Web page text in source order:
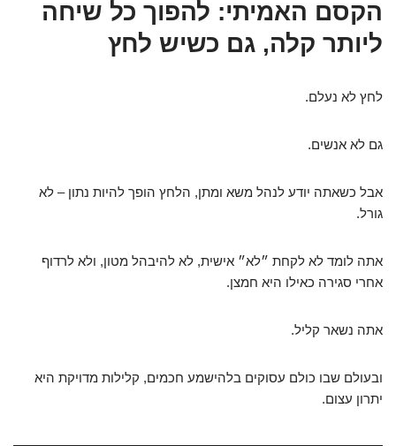
הקסם האמיתי: להפוך כל שיחה
ליותר קלה, גם כשיש לחץ
לחץ לא נעלם.
גם לא אנשים.
אבל כשאתה יודע לנהל משא ומתן, הלחץ הופך להיות נתון – לא
גורל.
אתה לומד לא לקחת ״לא״ אישית, לא להיבהל מטון, ולא לרדוף
אחרי סגירה כאילו היא חמצן.
אתה נשאר קליל.
ובעולם שבו כולם עסוקים בלהישמע חכמים, קלילות מדויקת היא
יתרון עצום.